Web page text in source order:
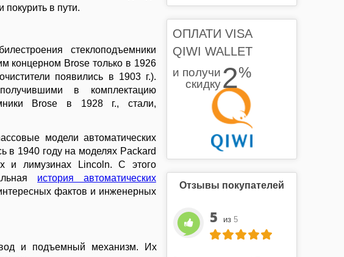
в пути.
стеклоподъемники
концерном Brose только в 1926
появились в 1903 г.).
в комплектацию
Brose в 1928 г., стали,
модели автоматических
в 1940 году на моделях Packard
и лимузинах Lincoln. С этого
история автоматических
фактов и инженерных
и подъемный механизм. Их
ОПЛАТИ VISA
QIWI WALLET
и получи
скидку2%
Отзывы покупателей
5 из5